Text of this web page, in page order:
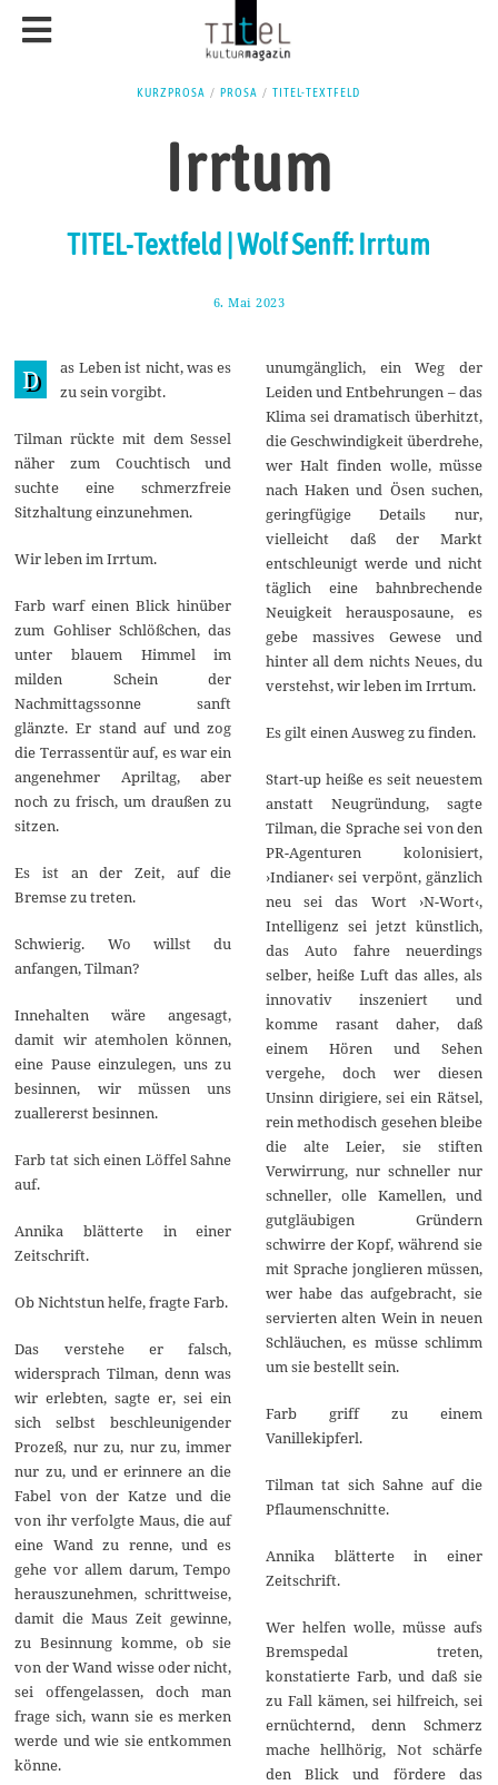
KURZPROSA / PROSA / TITEL-TEXTFELD
Irrtum
TITEL-Textfeld | Wolf Senff: Irrtum
6. Mai 2023
a
i
2
0
2
3
D
as Leben ist nicht, was es
zu sein vorgibt.
Tilman rückte mit dem Sessel
näher zum Couchtisch und
suchte eine schmerzfreie
Sitzhaltung einzunehmen.
Wir leben im Irrtum.
Farb warf einen Blick hinüber
zum Gohliser Schlößchen, das
unter blauem Himmel im
milden Schein der
Nachmittagssonne sanft
glänzte. Er stand auf und zog
die Terrassentür auf, es war ein
angenehmer Apriltag, aber
noch zu frisch, um draußen zu
sitzen.
Es ist an der Zeit, auf die
Bremse zu treten.
Schwierig. Wo willst du
anfangen, Tilman?
Innehalten wäre angesagt,
damit wir atemholen können,
eine Pause einzulegen, uns zu
besinnen, wir müssen uns
zuallererst besinnen.
Farb tat sich einen Löffel Sahne
auf.
Annika blätterte in einer
Zeitschrift.
Ob Nichtstun helfe, fragte Farb.
Das verstehe er falsch,
widersprach Tilman, denn was
wir erlebten, sagte er, sei ein
sich selbst beschleunigender
Prozeß, nur zu, nur zu, immer
nur zu, und er erinnere an die
Fabel von der Katze und die
von ihr verfolgte Maus, die auf
eine Wand zu renne, und es
gehe vor allem darum, Tempo
herauszunehmen, schrittweise,
damit die Maus Zeit gewinne,
zu Besinnung komme, ob sie
von der Wand wisse oder nicht,
sei offengelassen, doch man
frage sich, wann sie es merken
werde und wie sie entkommen
könne.
unumgänglich, ein Weg der
Leiden und Entbehrungen – das
Klima sei dramatisch überhitzt,
die Geschwindigkeit überdrehe,
wer Halt finden wolle, müsse
nach Haken und Ösen suchen,
geringfügige Details nur,
vielleicht daß der Markt
entschleunigt werde und nicht
täglich eine bahnbrechende
Neuigkeit herausposaune, es
gebe massives Gewese und
hinter all dem nichts Neues, du
verstehst, wir leben im Irrtum.
Es gilt einen Ausweg zu finden.
Start-up heiße es seit neuestem
anstatt Neugründung, sagte
Tilman, die Sprache sei von den
PR-Agenturen kolonisiert,
›Indianer‹ sei verpönt, gänzlich
neu sei das Wort ›N-Wort‹,
Intelligenz sei jetzt künstlich,
das Auto fahre neuerdings
selber, heiße Luft das alles, als
innovativ inszeniert und
komme rasant daher, daß
einem Hören und Sehen
vergehe, doch wer diesen
Unsinn dirigiere, sei ein Rätsel,
rein methodisch gesehen bleibe
die alte Leier, sie stiften
Verwirrung, nur schneller nur
schneller, olle Kamellen, und
gutgläubigen Gründern
schwirre der Kopf, während sie
mit Sprache jonglieren müssen,
wer habe das aufgebracht, sie
servierten alten Wein in neuen
Schläuchen, es müsse schlimm
um sie bestellt sein.
Farb griff zu einem
Vanillekipferl.
Tilman tat sich Sahne auf die
Pflaumenschnitte.
Annika blätterte in einer
Zeitschrift.
Wer helfen wolle, müsse aufs
Bremspedal treten,
konstatierte Farb, und daß sie
zu Fall kämen, sei hilfreich, sei
ernüchternd, denn Schmerz
mache hellhörig, Not schärfe
den Blick und fördere das